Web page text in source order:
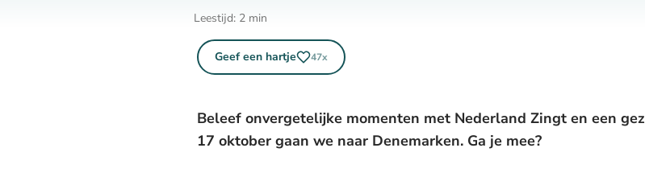
Leestijd: 2 min
Geef een hartje 47x
Beleef onvergetelijke momenten met Nederland Zingt en een
17 oktober gaan we naar Denemarken. Ga je mee?